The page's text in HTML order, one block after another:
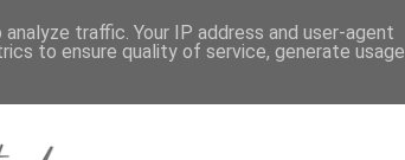
traffic. Your IP address and user-agent
to ensure quality of service, generate usage